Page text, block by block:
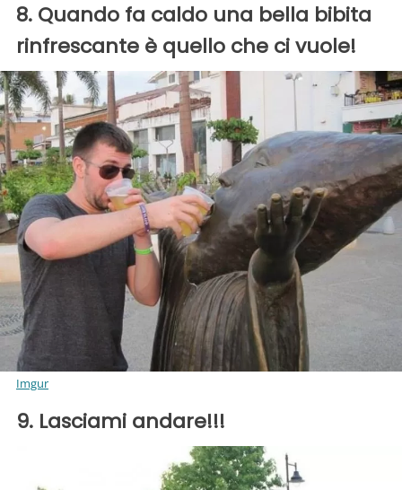
8. Quando fa caldo una bella bibita
rinfrescante è quello che ci vuole!
Imgur
9. Lasciami andare!!!